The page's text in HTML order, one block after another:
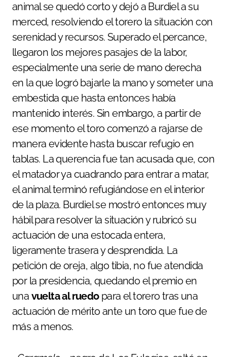
animal se quedó corto y dejó a Burdiel a su
merced, resolviendo el torero la situación con
serenidad y recursos. Superado el percance,
llegaron los mejores pasajes de la labor,
especialmente una serie de mano derecha
en la que logró bajarle la mano y someter una
embestida que hasta entonces había
mantenido interés. Sin embargo, a partir de
ese momento el toro comenzó a rajarse de
manera evidente hasta buscar refugio en
tablas. La querencia fue tan acusada que, con
el matador ya cuadrando para entrar a matar,
el animal terminó refugiándose en el interior
de la plaza. Burdiel se mostró entonces muy
hábil para resolver la situación y rubricó su
actuación de una estocada entera,
ligeramente trasera y desprendida. La
petición de oreja, algo tibia, no fue atendida
por la presidencia, quedando el premio en
una vuelta al ruedopara el torero tras una
actuación de mérito ante un toro que fue de
más a menos.